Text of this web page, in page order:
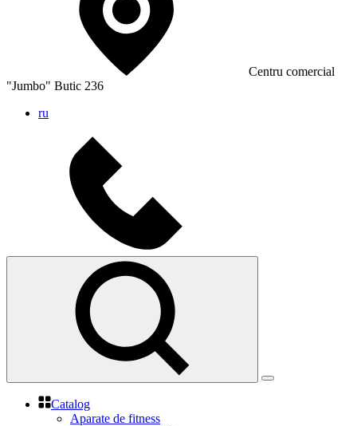
Сentru comercial
"Jumbo" Butic 236
ru
Catalog
Aparate de fitness